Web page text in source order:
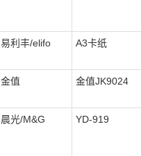
易利丰/elifo A3卡纸
金值 金值JK9024
晨光/M&G YD-919